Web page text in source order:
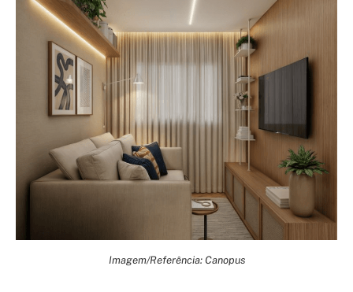
Imagem/Referência: Canopus